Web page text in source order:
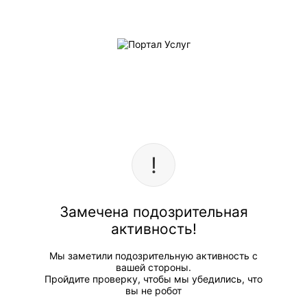
Замечена подозрительная
активность!
Мы заметили подозрительную активность с
вашей стороны.
Пройдите проверку, чтобы мы убедились, что
вы не робот